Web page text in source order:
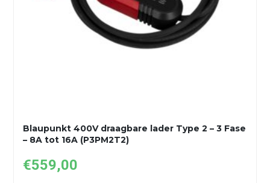
Blaupunkt 400V draagbare lader Type 2 – 3 Fase
– 8A tot 16A (P3PM2T2)
€559,00